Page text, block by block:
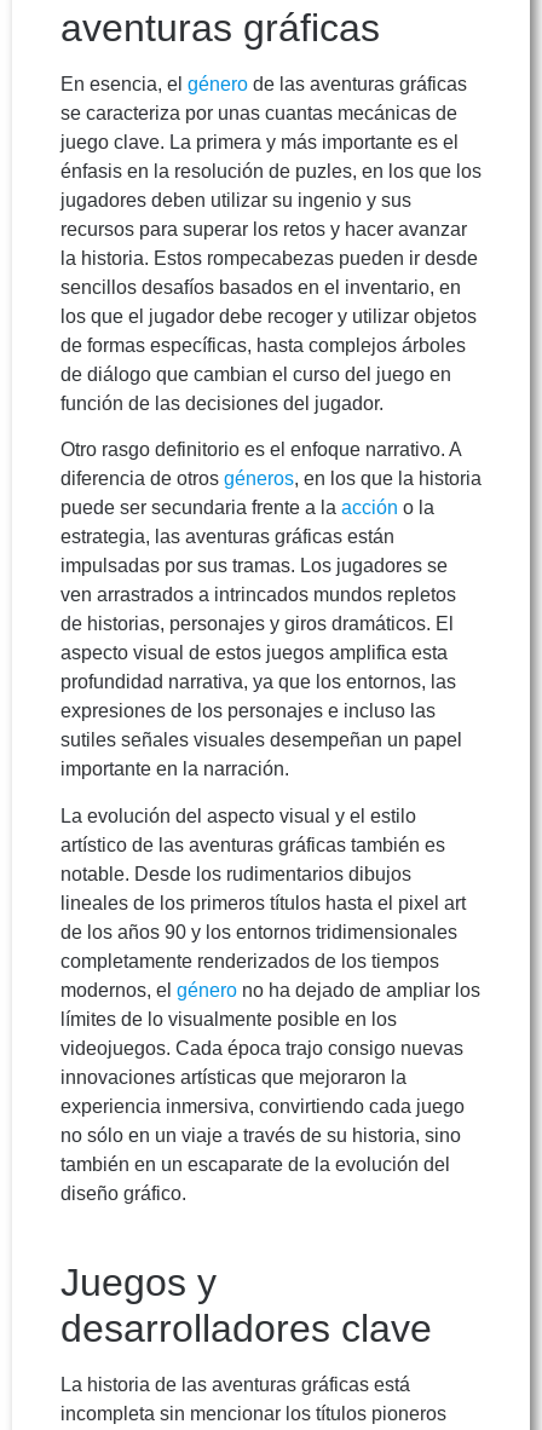
aventuras gráficas
En esencia, el género de las aventuras gráficas
se caracteriza por unas cuantas mecánicas de
juego clave. La primera y más importante es el
énfasis en la resolución de puzles, en los que los
jugadores deben utilizar su ingenio y sus
recursos para superar los retos y hacer avanzar
la historia. Estos rompecabezas pueden ir desde
sencillos desafíos basados en el inventario, en
los que el jugador debe recoger y utilizar objetos
de formas específicas, hasta complejos árboles
de diálogo que cambian el curso del juego en
función de las decisiones del jugador.
Otro rasgo definitorio es el enfoque narrativo. A
diferencia de otros géneros, en los que la historia
puede ser secundaria frente a la acción o la
estrategia, las aventuras gráficas están
impulsadas por sus tramas. Los jugadores se
ven arrastrados a intrincados mundos repletos
de historias, personajes y giros dramáticos. El
aspecto visual de estos juegos amplifica esta
profundidad narrativa, ya que los entornos, las
expresiones de los personajes e incluso las
sutiles señales visuales desempeñan un papel
importante en la narración.
La evolución del aspecto visual y el estilo
artístico de las aventuras gráficas también es
notable. Desde los rudimentarios dibujos
lineales de los primeros títulos hasta el pixel art
de los años 90 y los entornos tridimensionales
completamente renderizados de los tiempos
modernos, el género no ha dejado de ampliar los
límites de lo visualmente posible en los
videojuegos. Cada época trajo consigo nuevas
innovaciones artísticas que mejoraron la
experiencia inmersiva, convirtiendo cada juego
no sólo en un viaje a través de su historia, sino
también en un escaparate de la evolución del
diseño gráfico.
Juegos y
desarrolladores clave
La historia de las aventuras gráficas está
incompleta sin mencionar los títulos pioneros